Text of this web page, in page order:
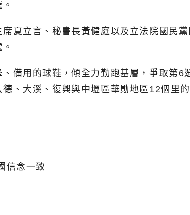
夏立言、秘書長黃健庭以及立法院國民
備用的球鞋，傾全力勤跑基層，爭取第6
、大溪、復興與中壢區華勛地區12個里
信念一致